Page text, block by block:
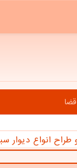
انواع دیوار